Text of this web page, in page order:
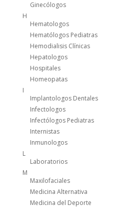
Ginecólogos
H
Hematologos
Hematólogos Pediatras
Hemodialisis Clínicas
Hepatologos
Hospitales
Homeopatas
I
Implantologos Dentales
Infectologos
Infectólogos Pediatras
Internistas
Inmunologos
L
Laboratorios
M
Maxilofaciales
Medicina Alternativa
Medicina del Deporte